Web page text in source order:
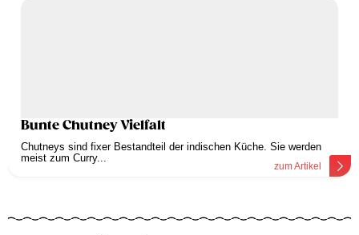
Bunte Chutney Vielfalt
Chutneys sind fixer Bestandteil der indischen Küche. Sie werden
meist zum Curry...
zum Artikel